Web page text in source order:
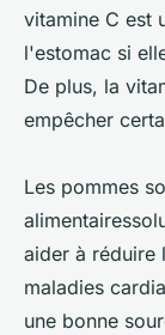
vitamine C est
l'estomac si
De plus, la
empêcher
Les pommes
aider à réduire
maladies
une bonne